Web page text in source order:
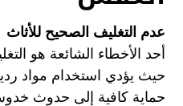
عدم التغليف الصحيح للأثاث
أحد الأخطاء الشائعة هو
حيث يؤدي استخدام مواد
حماية كافية إلى حدوث